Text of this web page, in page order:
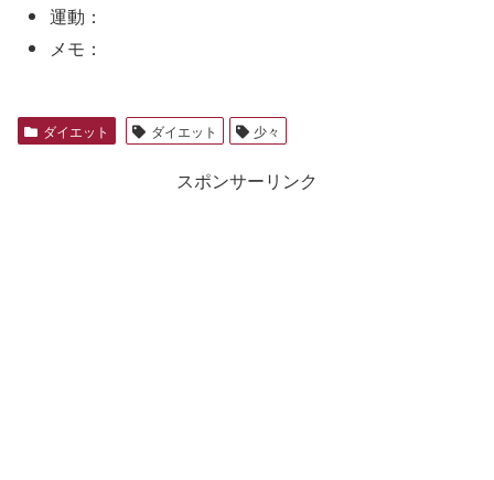
運動：
メモ：
ダイエット ダイエット 少々
スポンサーリンク